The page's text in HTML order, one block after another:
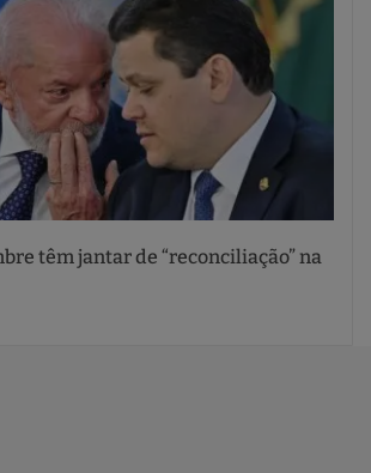
têm jantar de “reconciliação” na